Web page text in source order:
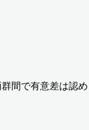
間で有意差は認